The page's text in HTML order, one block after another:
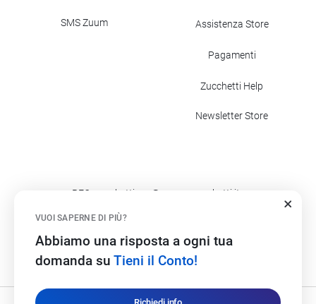
VUOI SAPERNE DI PIÙ?
Abbiamo una risposta a ogni tua
domanda su Tieni il Conto!
SMS Zuum Assistenza Store
Pagamenti
Zucchetti Help
Newsletter Store
Zucchetti s.p.a. - C.F./P.IVA 05006900962 - Tutti i
diritti riservati
PEC: zucchettispa@gruppozucchetti.it
Codice fatturazione elettronica: SUBM70N